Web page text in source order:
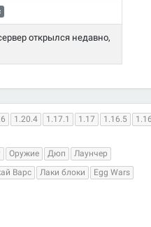
открылся недавно,
1.20.4 1.17.1 1.17 1.16.5
Оружие Дюп
Лаунчер
Варс Лаки блоки
Egg Wars